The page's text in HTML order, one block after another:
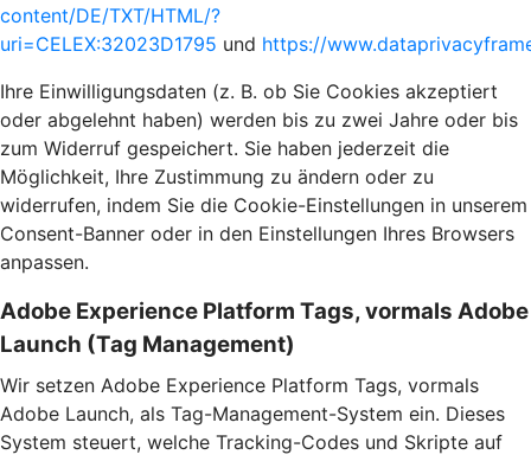
content/DE/TXT/HTML/?
uri=CELEX:32023D1795 und https://
Ihre Einwilligungsdaten (z. B. ob Sie Cookies akzeptiert
oder abgelehnt haben) werden bis zu zwei Jahre oder bis
zum Widerruf gespeichert. Sie haben jederzeit die
Möglichkeit, Ihre Zustimmung zu ändern oder zu
widerrufen, indem Sie die Cookie-Einstellungen in unserem
Consent-Banner oder in den Einstellungen Ihres Browsers
anpassen.
Adobe Experience Platform Tags, vormals Adobe
Launch (Tag Management)
Wir setzen Adobe Experience Platform Tags, vormals
Adobe Launch, als Tag-Management-System ein. Dieses
System steuert, welche Tracking-Codes und Skripte auf